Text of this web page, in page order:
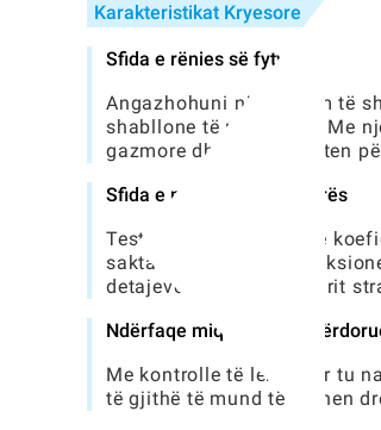
Karakteristikat Kryesore
Sfida e rënies së fytyrës
Angazhohuni në argëtim të
shabllone të ndryshme. Me
gazmore dhe sfidoni veten
Sfida e ngjyrosjes së fytyrës
Testoni aftësitë tuaja të
sakta të ngjyrave për
detajeve dhe të menduarit
Ndërfaqe miqësore për
Me kontrolle të lehta për tu
të gjithë të mund të hidhen